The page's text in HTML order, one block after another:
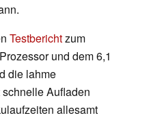
Testberichtzum
Prozessor und dem 6,1
die lahme
Aufladen
allesamt